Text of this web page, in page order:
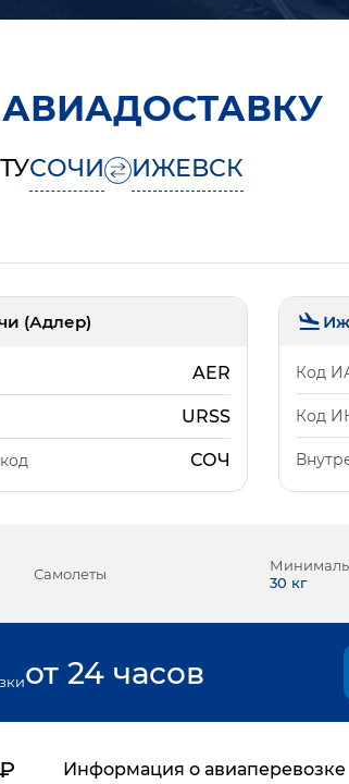
АВИАДОСТАВКУ
СОЧИ ИЖЕВСК
(Адлер)
AER
URSS
СОЧ
Код
Код
Самолеты
30 кг
от 24 часов
Информация о авиаперевозке